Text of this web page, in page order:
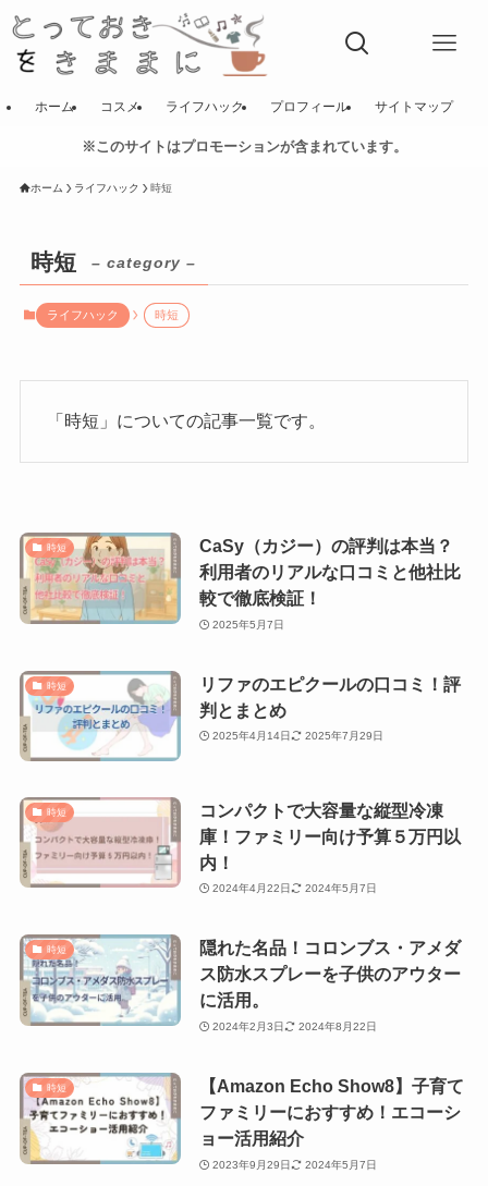
ホーム コスメ ライフハック プロフィール サイトマップ
※このサイトはプロモーションが含まれています。
ホーム ライフハック 時短
時短 – category –
ライフハック 時短
「時短」についての記事一覧です。
時短
CaSy（カジー）の評判は本当？
利用者のリアルな口コミと他社比
較で徹底検証！
2025年5月7日
時短
リファのエピクールの口コミ！評
判とまとめ
2025年4月14日 2025年7月29日
時短
コンパクトで大容量な縦型冷凍
庫！ファミリー向け予算５万円以
内！
2024年4月22日 2024年5月7日
時短
隠れた名品！コロンブス・アメダ
ス防水スプレーを子供のアウター
に活用。
2024年2月3日 2024年8月22日
時短
【Amazon Echo Show8】子育て
ファミリーにおすすめ！エコーシ
ョー活用紹介
2023年9月29日 2024年5月7日